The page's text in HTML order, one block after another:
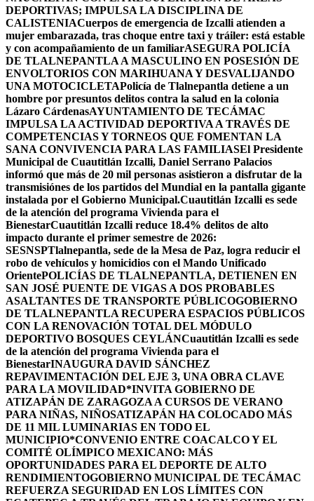
DEPORTIVAS; IMPULSA LA DISCIPLINA DE
CALISTENIACuerpos de emergencia de Izcalli atienden a
mujer embarazada, tras choque entre taxi y tráiler: está estable
y con acompañamiento de un familiarASEGURA POLICÍA
DE TLALNEPANTLA A MASCULINO EN POSESIÓN DE
ENVOLTORIOS CON MARIHUANA Y DESVALIJANDO
UNA MOTOCICLETAPolicía de Tlalnepantla detiene a un
hombre por presuntos delitos contra la salud en la colonia
Lázaro CárdenasAYUNTAMIENTO DE TECÁMAC
IMPULSA LA ACTIVIDAD DEPORTIVA A TRAVÉS DE
COMPETENCIAS Y TORNEOS QUE FOMENTAN LA
SANA CONVIVENCIA PARA LAS FAMILIASEl Presidente
Municipal de Cuautitlán Izcalli, Daniel Serrano Palacios
informó que más de 20 mil personas asistieron a disfrutar de la
transmisiónes de los partidos del Mundial en la pantalla gigante
instalada por el Gobierno Municipal.Cuautitlán Izcalli es sede
de la atención del programa Vivienda para el
BienestarCuautitlán Izcalli reduce 18.4% delitos de alto
impacto durante el primer semestre de 2026:
SESNSPTlalnepantla, sede de la Mesa de Paz, logra reducir el
robo de vehículos y homicidios con el Mando Unificado
OrientePOLICÍAS DE TLALNEPANTLA, ​DETIENEN EN
SAN JOSÉ PUENTE DE VIGAS A DOS PROBABLES
ASALTANTES DE TRANSPORTE PÚBLICOGOBIERNO
DE TLALNEPANTLA RECUPERA ESPACIOS PÚBLICOS
CON LA RENOVACIÓN TOTAL DEL MÓDULO
DEPORTIVO BOSQUES CEYLÁNCuautitlán Izcalli es sede
de la atención del programa Vivienda para el
BienestarINAUGURA DAVID SÁNCHEZ
REPAVIMENTACIÓN DEL EJE 3, UNA OBRA CLAVE
PARA LA MOVILIDAD*INVITA GOBIERNO DE
ATIZAPÁN DE ZARAGOZA A CURSOS DE VERANO
PARA NIÑAS, NIÑOSATIZAPÁN HA COLOCADO MÁS
DE 11 MIL LUMINARIAS EN TODO EL
MUNICIPIO*CONVENIO ENTRE COACALCO Y EL
COMITÉ OLÍMPICO MEXICANO: MÁS
OPORTUNIDADES PARA EL DEPORTE DE ALTO
RENDIMIENTOGOBIERNO MUNICIPAL DE TECÁMAC
REFUERZA SEGURIDAD EN LOS LÍMITES CON